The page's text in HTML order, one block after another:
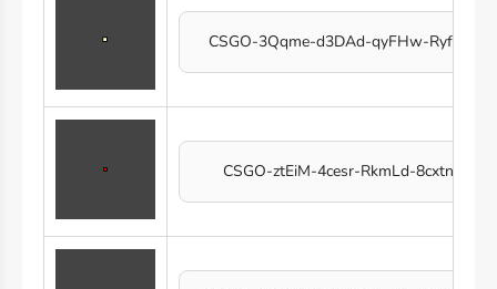
CSGO-3Qqme-d3DAd-qyFHw-RyfXb-
CSGO-ztEiM-4cesr-RkmLd-8cxtn-